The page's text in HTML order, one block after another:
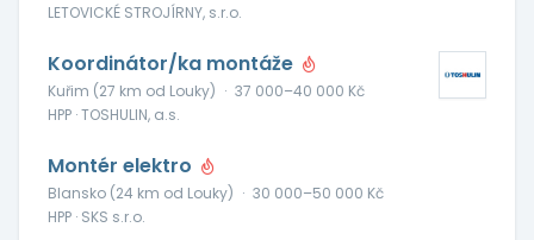
LETOVICKÉ STROJÍRNY, s.r.o.
Koordinátor/ka montáže
Kuřim (27 km od Louky) · 37 000–40 000 Kč
HPP · TOSHULIN, a.s.
Montér elektro
Blansko (24 km od Louky) · 30 000–50 000 Kč
HPP · SKS s.r.o.